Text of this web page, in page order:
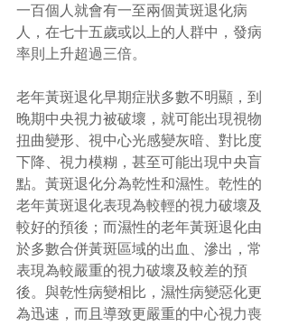
一百個人就會有一至兩個黃斑退化病
人，在七十五歲或以上的人群中，發病
率則上升超過三倍。
老年黃斑退化早期症狀多數不明顯，到
晚期中央視力被破壞，就可能出現視物
扭曲變形、視中心光感變灰暗、對比度
下降、視力模糊，甚至可能出現中央盲
點。黃斑退化分為乾性和濕性。乾性的
老年黃斑退化表現為較輕的視力破壞及
較好的預後；而濕性的老年黃斑退化由
於多數合併黃斑區域的出血、滲出，常
表現為較嚴重的視力破壞及較差的預
後。與乾性病變相比，濕性病變惡化更
為迅速，而且導致更嚴重的中心視力喪